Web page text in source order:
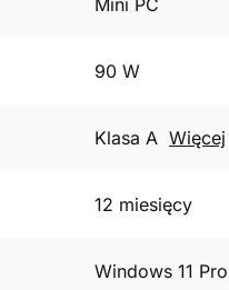
Mini PC
90 W
Klasa A Więcej
12 miesięcy
Windows 11 Pro